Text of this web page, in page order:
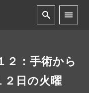
２：手術から
２日の火曜